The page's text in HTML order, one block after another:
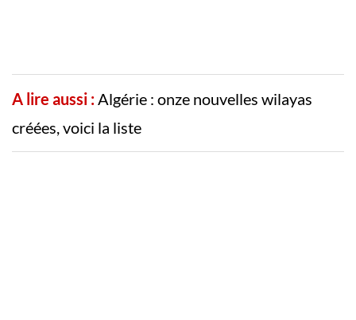
A lire aussi :Algérie : onze nouvelles wilayas
créées, voici la liste